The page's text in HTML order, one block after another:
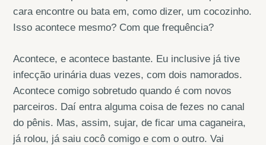
cara encontre ou bata em, como dizer, um cocozinho.
Isso acontece mesmo? Com que frequência?
Acontece, e acontece bastante. Eu inclusive já tive
infecção urinária duas vezes, com dois namorados.
Acontece comigo sobretudo quando é com novos
parceiros. Daí entra alguma coisa de fezes no canal
do pênis. Mas, assim, sujar, de ficar uma caganeira,
já rolou, já saiu cocô comigo e com o outro. Vai